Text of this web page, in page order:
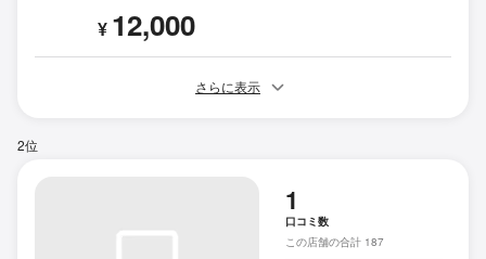
¥ 12,000
さらに表示
2位
1
口コミ数
この店舗の合計 187